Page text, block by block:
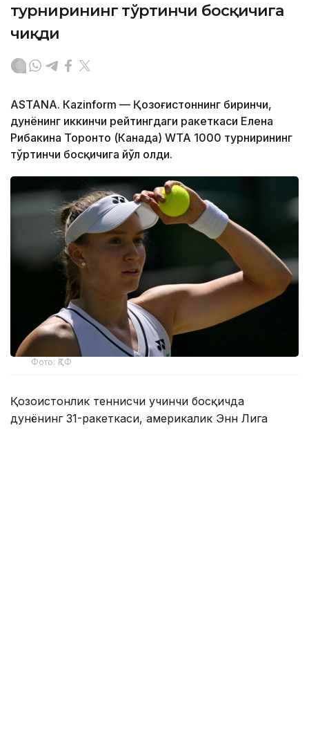
турнирининг тўртинчи босқичига
чиқди
ASTANА. Кazinform — Қозоғистоннинг биринчи,
дунёнинг иккинчи рейтингдаги ракеткаси Елена
Рибакина Торонто (Канада) WТА 1000 турнирининг
тўртинчи босқичига йўл олди.
Фото: ҚТФ
Қозоғистонлик теннисчи учинчи босқичда
дунёнинг 31-ракеткаси, америкалик Энн Лига